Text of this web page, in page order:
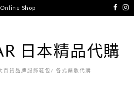
Online Shop
日本精品代購
百貨品牌服飾鞋包/ 各式藥妝代購